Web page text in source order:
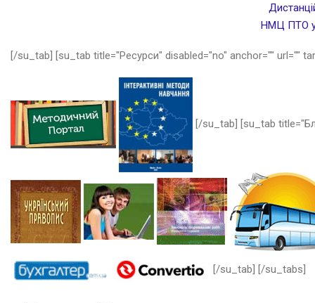
НМЦ ПТО у
[/su_tab] [su_tab title="Ресурси" disabled="no" anchor="" url=""
[/su_tab] [su_tab
[/su_tab] [/su_tabs]